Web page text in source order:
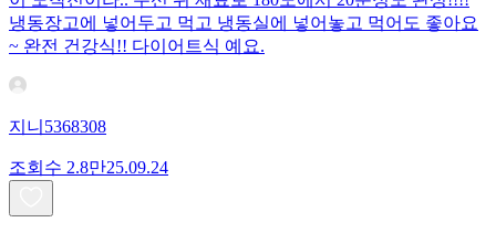
냉동장고에 넣어두고 먹고 냉동실에 넣어놓고 먹어도 좋아요
~ 완전 건강식!! 다이어트식 예요.
지니5368308
조회수 2.8만25.09.24